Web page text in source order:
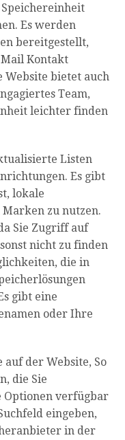
Es werden
bereitgestellt,
Kontakt
Website bietet auch
Team,
leichter finden
Listen
Es gibt
lokale
zu nutzen.
Sie Zugriff auf
nicht zu finden
die in
gibt eine
oder Ihre
auf der Website, So
die Sie
Optionen verfügbar
eingeben,
in der